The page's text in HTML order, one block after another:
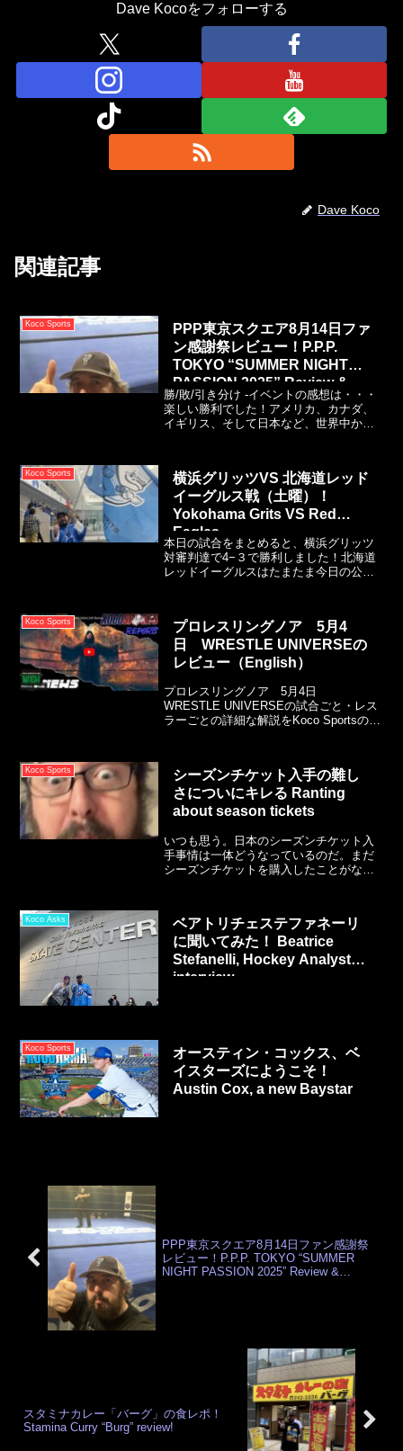
Dave Kocoをフォローする
Dave Koco
関連記事
Koco Sports
PPP東京スクエア8月14日ファ
ン感謝祭レビュー！P.P.P.
TOKYO “SUMMER NIGHT
PASSION 2025” Review &
Results
勝/敗/引き分け -イベントの感想は・・・
楽しい勝利でした！アメリカ、カナダ、
イギリス、そして日本など、世界中から
生で観戦する人も何人かいましたが、皆
とても楽しんでいたようです。
Koco Sports
横浜グリッツVS 北海道レッド
イーグルス戦（土曜）！
Yokohama Grits VS Red
Eagles
本日の試合をまとめると、横浜グリッツ
対審判達で4−３で勝利しました！北海道
レッドイーグルスはたまたま今日の公式
アリーグの名に相応しい知識・経験・覚
悟が無い審判のせいで大きく飛躍できず
にいると思います。
Koco Sports
プロレスリングノア 5月4
日 WRESTLE UNIVERSEの
レビュー（English）
プロレスリングノア 5月4日
WRESTLE UNIVERSEの試合ごと・レス
ラーごとの詳細な解説をKoco Sportsのユ
Koco Sports
シーズンチケット入手の難し
さについにキレる Ranting
about season tickets
いつも思う。日本のシーズンチケット入
手事情は一体どうなっているのだ。まだ
シーズンチケットを購入したことがない
えないビーコル。しかもシーズンチケッ
トのページが長い！
Koco Asks
ベアトリチェステファネーリ
に聞いてみた！ Beatrice
Stefanelli, Hockey Analyst
interview
Koco Sports
オースティン・コックス、ベ
イスターズにようこそ！
Austin Cox, a new Baystar
PPP東京スクエア8月14日ファン感謝祭
レビュー！P.P.P. TOKYO “SUMMER
NIGHT PASSION 2025” Review &
スタミナカレー「バーグ」の食レポ！
Stamina Curry “Burg” review!